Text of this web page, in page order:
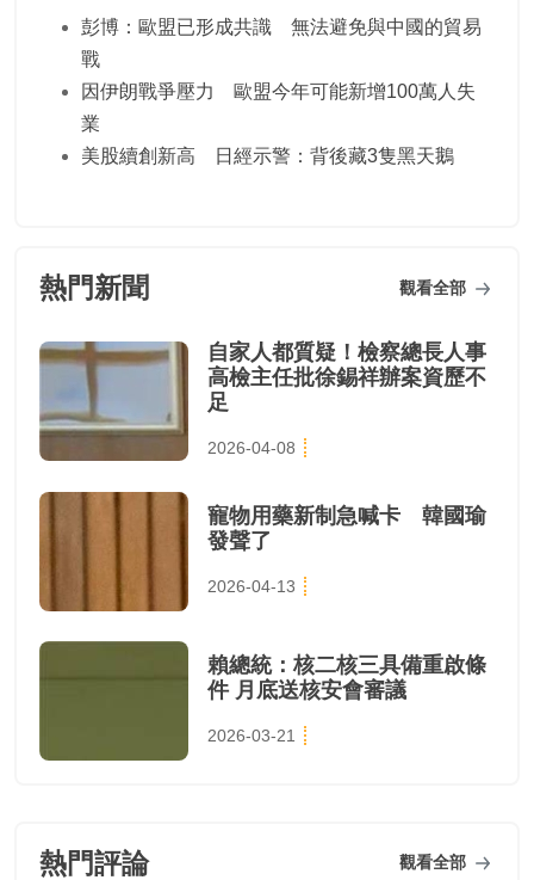
彭博：歐盟已形成共識 無法避免與中國的貿易
戰
因伊朗戰爭壓力 歐盟今年可能新增100萬人失
業
美股續創新高 日經示警：背後藏3隻黑天鵝
熱門新聞 觀看全部
自家人都質疑！檢察總長人事
高檢主任批徐錫祥辦案資歷不
足
2026-04-08
寵物用藥新制急喊卡 韓國瑜
發聲了
2026-04-13
賴總統：核二核三具備重啟條
件 月底送核安會審議
2026-03-21
熱門評論 觀看全部